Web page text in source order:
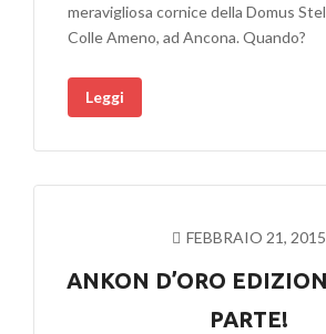
meravigliosa cornice della Domus
Colle Ameno, ad Ancona. Quando?
Leggi
FEBBRAIO 21, 2015
ANKON D’ORO
PARTE!